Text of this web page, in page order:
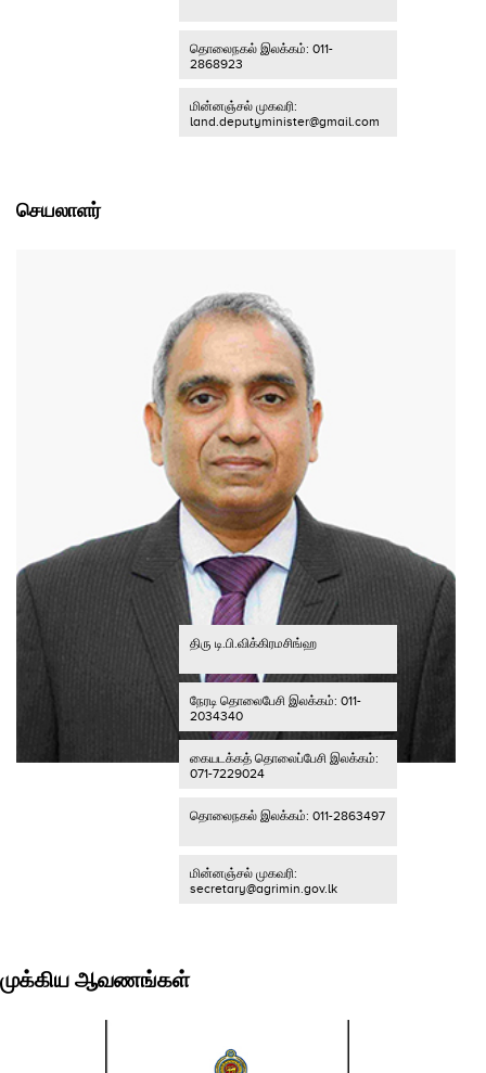
தொலைநகல் இலக்கம்: 011-
2868923
மின்னஞ்சல் முகவரி:
land.deputyminister@gmail.com
செயலாளர்
திரு டி.பி.விக்கிரமசிங்ஹ
நேரடி தொலைபேசி இலக்கம்: 011-
2034340
கையடக்கத் தொலைப்பேசி இலக்கம்:
071-7229024
தொலைநகல் இலக்கம்: 011-2863497
மின்னஞ்சல் முகவரி:
secretary@agrimin.gov.lk
முக்கிய ஆவணங்கள்